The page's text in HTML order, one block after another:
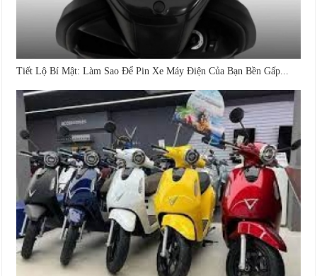
Tiết Lộ Bí Mật: Làm Sao Để Pin Xe Máy Điện Của Bạn Bền Gấp...